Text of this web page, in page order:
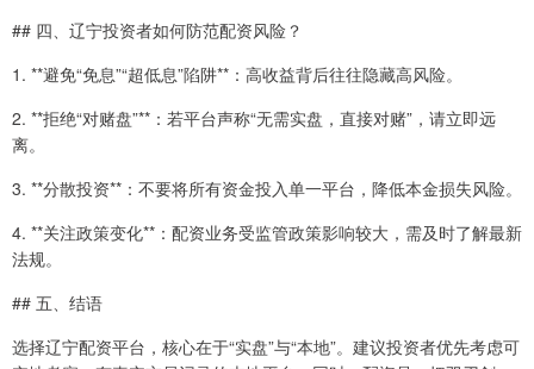
## 四、辽宁投资者如何防范配资风险？
1. **避免“免息”“超低息”陷阱**：高收益背后往往隐藏高风险。
2. **拒绝“对赌盘”**：若平台声称“无需实盘，直接对赌”，请立即远
离。
3. **分散投资**：不要将所有资金投入单一平台，降低本金损失风险。
4. **关注政策变化**：配资业务受监管政策影响较大，需及时了解最新
法规。
## 五、结语
选择辽宁配资平台，核心在于“实盘”与“本地”。建议投资者优先考虑可